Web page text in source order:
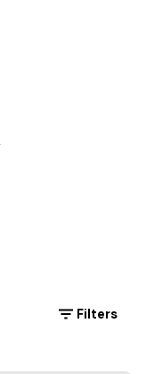
Filters